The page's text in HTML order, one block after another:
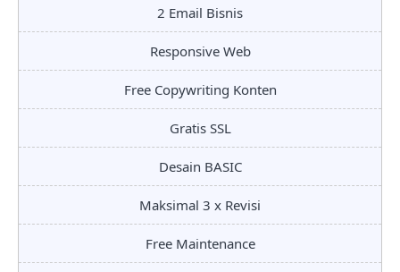
2 Email Bisnis
Responsive Web
Free Copywriting Konten
Gratis SSL
Desain BASIC
Maksimal 3 x Revisi
Free Maintenance